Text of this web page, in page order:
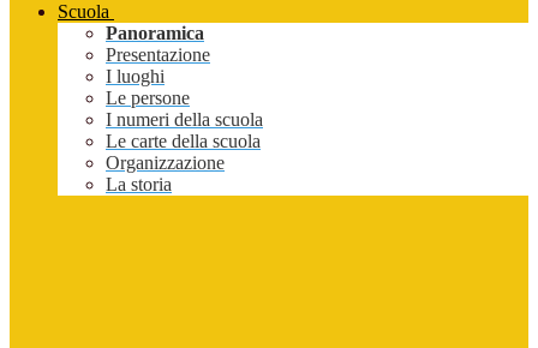
Scuola
Panoramica
Presentazione
I luoghi
Le persone
I numeri della scuola
Le carte della scuola
Organizzazione
La storia